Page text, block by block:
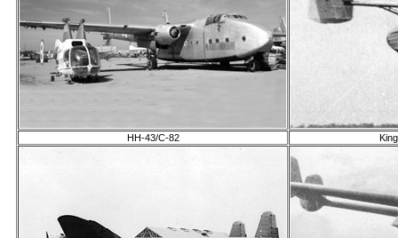
HH-43/C-82